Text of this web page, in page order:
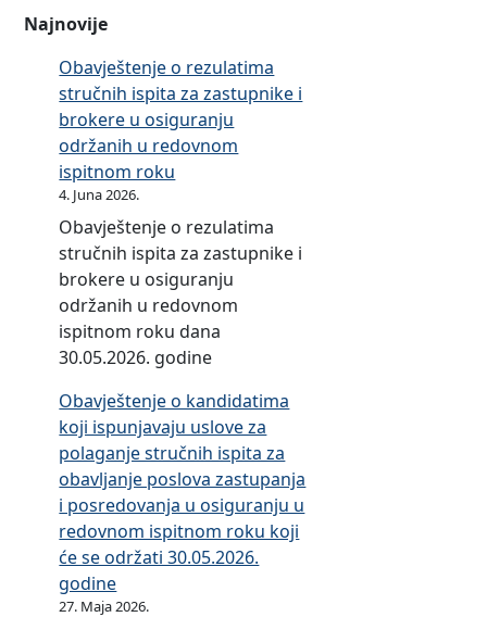
n
n
a
b
a
v
k
i
z
a
2
0
2
.
g
o
d
i
n
u
Najnovije
Obavještenje o rezulatima
stručnih ispita za zastupnike i
brokere u osiguranju
održanih u redovnom
ispitnom roku
4. Juna 2026.
Obavještenje o rezulatima
stručnih ispita za zastupnike i
brokere u osiguranju
održanih u redovnom
ispitnom roku dana
30.05.2026. godine
Obavještenje o kandidatima
koji ispunjavaju uslove za
polaganje stručnih ispita za
obavljanje poslova zastupanja
i posredovanja u osiguranju u
redovnom ispitnom roku koji
će se održati 30.05.2026.
godine
27. Maja 2026.